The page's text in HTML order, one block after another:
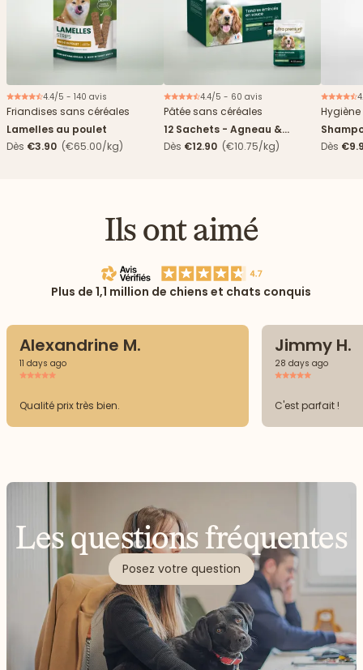
4.4/5 - 140 avis
Friandises sans céréales
Lamelles au poulet
Dès €3.90 (€65.00/kg)
4.4/5 - 60 avis
Pâtée sans céréales
12 Sachets - Agneau &
haricots verts
Dès €12.90 (€10.75/kg)
Dès
Ils ont aimé
Plus de 1,1 million de chiens et chats conquis
Alexandrine M.
11 days ago
Qualité prix très bien.
Jimmy H.
28 days ago
C'est parfait !
Les questions fréquentes
Posez votre question